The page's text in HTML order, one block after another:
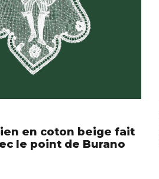
en coton beige fait
le point de Burano